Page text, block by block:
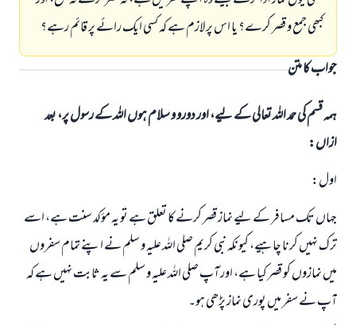
کبھی جمع و قصر کرے؟ یا اس پر لازم ہے کہ کسی ایک رائے پر قائم رہے؟
جواب کا متن
ہمہ قسم کی حمد اللہ تعالی کے لیے، اور دورو و سلام ہوں اللہ کے رسول پر، بعد
ازاں:
اول:
جہاں تک مسافر کے لیے نماز قصر کرنے کا تعلق ہے تو یہ مؤکد سنت ہے، اسے
ترک نہیں کرنا چاہیے، کیونکہ نبی کریم صلی اللہ علیہ و سلم نے اپنے تمام سفروں
میں نمازوں کو قصر کیا ہے، اور آپ صلی اللہ علیہ و سلم سے یہ ثابت نہیں ہے کہ
آپ نے سفر میں پوری نماز پڑھی ہو۔